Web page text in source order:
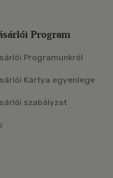
Program
Programunkról
Kártya egyenlege
szabályzat